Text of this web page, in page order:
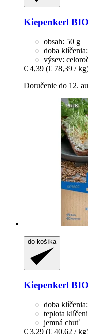
Kiepenkerl
obsah: 50 g
doba
výsev:
€ 4,39 (€ 78,39 / kg)
Doručenie do 12.
do košíka
Kiepenkerl
doba
teplota
jemná chuť
€ 3,29 (€ 40,62 / kg)